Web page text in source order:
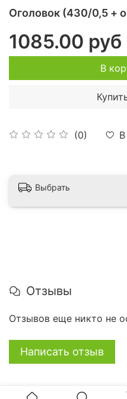
Оголовок (430/0,5 +
(0)
1085.00 руб
В
Выбрать
Отзывы
Отзывов еще никто не
Написать отзыв